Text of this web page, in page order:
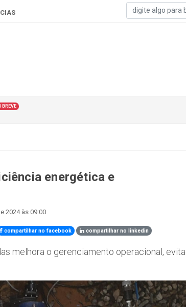
BREVE
energética e
2024 às 09:00
compartilhar no facebook compartilhar no linkedin
melhora o gerenciamento operacional, evita